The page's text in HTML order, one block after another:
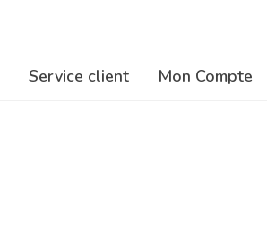
Service client Mon Compte